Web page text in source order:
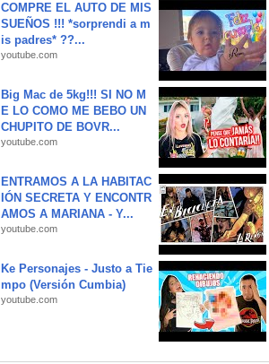
COMPRE EL AUTO DE MIS
SUEÑOS !!! *sorprendi a m
is padres* ??...
youtube.com
Big Mac de 5kg!!! SI NO M
E LO COMO ME BEBO UN
CHUPITO DE BOVR...
youtube.com
ENTRAMOS A LA HABITAC
IÓN SECRETA Y ENCONTR
AMOS A MARIANA - Y...
youtube.com
Ke Personajes - Justo a Tie
mpo (Versión Cumbia)
youtube.com